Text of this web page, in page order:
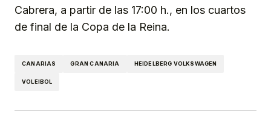
Cabrera, a partir de las 17:00 h., en los cuartos
de final de la Copa de la Reina.
CANARIAS GRAN CANARIA HEIDELBERG VOLKSWAGEN
VOLEIBOL